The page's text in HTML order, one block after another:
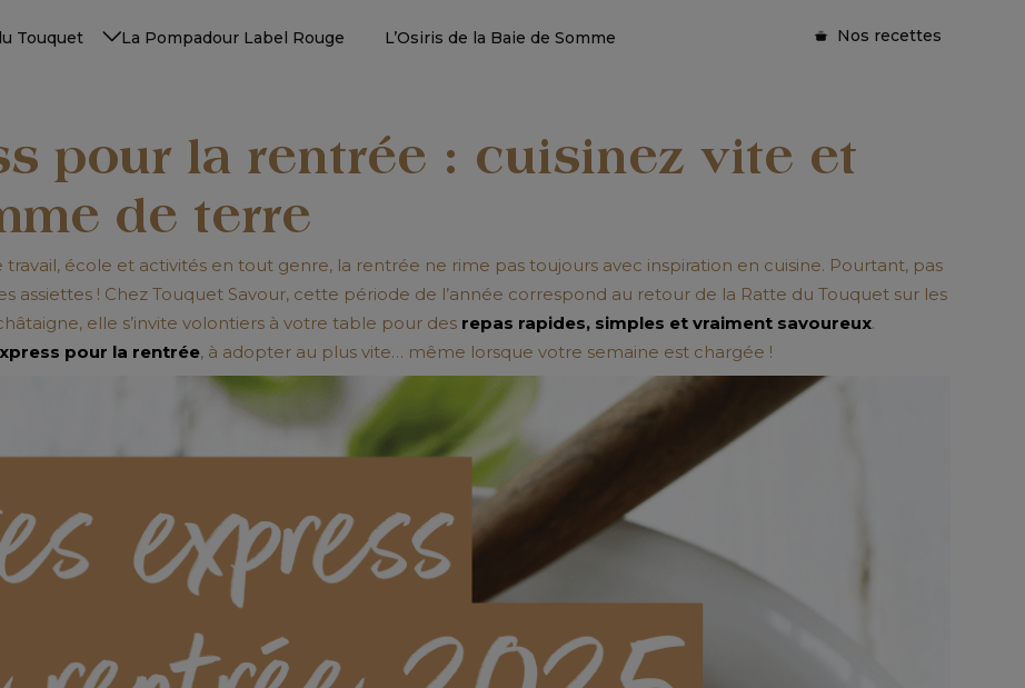
Touquet La Pompadour Label Rouge L’Osiris de la Baie de Somme Nos recettes
pour la rentrée : cuisinez vite et
de terre
école et activités en tout genre, la rentrée ne rime pas toujours avec inspiration en cuisine. Pourtant, pas
assiettes ! Chez Touquet Savour, cette période de l’année correspond au retour de la Ratte du Touquet sur les
elle s’invite volontiers à votre table pour des repas rapides, simples et vraiment savoureux.
pour la rentrée, à adopter au plus vite… même lorsque votre semaine est chargée !